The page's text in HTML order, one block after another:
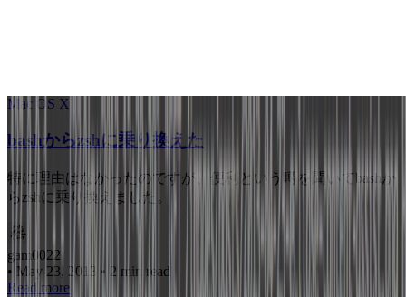
Mac OS X
bashからzshに乗り換えた
特に理由はなかったのですが、便利という噂を聞いてbashか
らzshに乗り換えました。
gam0022
• May 23, 2013 • 2 min read
Read more